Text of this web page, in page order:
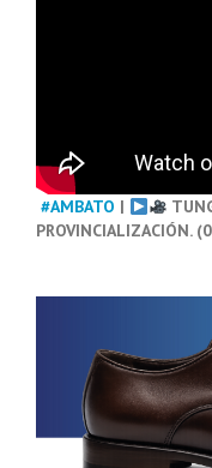
#AMBATO |
PROVINCIALIZACIÓN.